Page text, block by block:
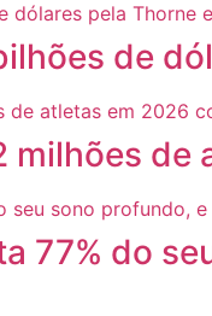
de
milhões de
77% do